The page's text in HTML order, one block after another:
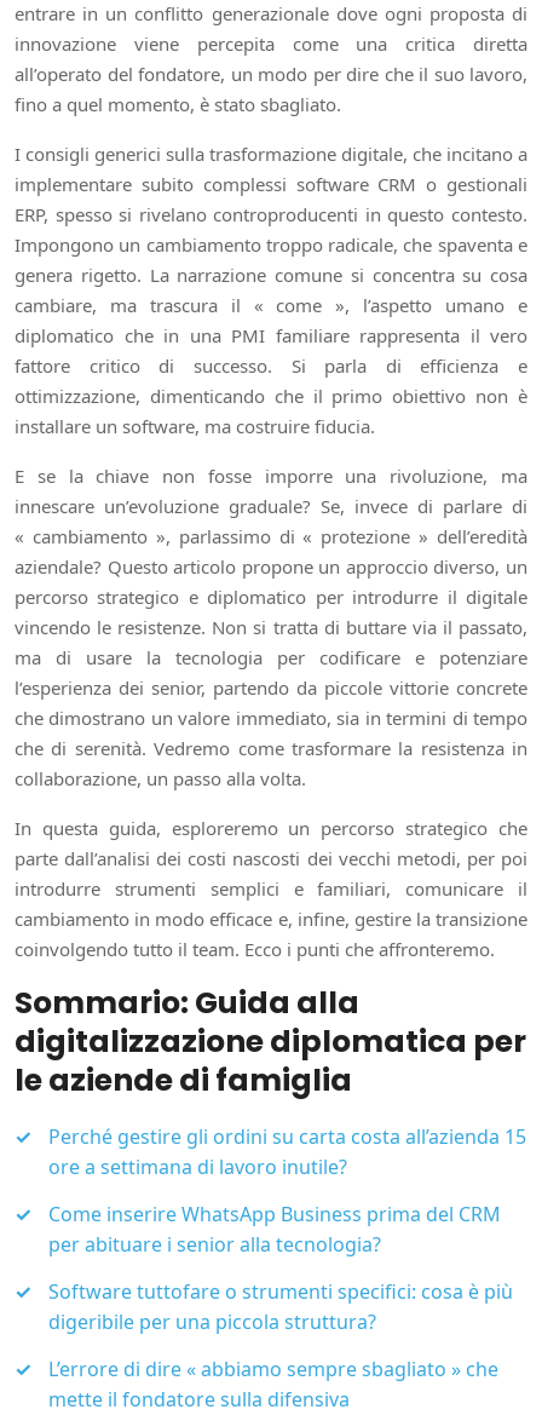
entrare in un conflitto generazionale dove ogni proposta di
innovazione viene percepita come una critica diretta
all’operato del fondatore, un modo per dire che il suo lavoro,
fino a quel momento, è stato sbagliato.
I consigli generici sulla trasformazione digitale, che incitano a
implementare subito complessi software CRM o gestionali
ERP, spesso si rivelano controproducenti in questo contesto.
Impongono un cambiamento troppo radicale, che spaventa e
genera rigetto. La narrazione comune si concentra su cosa
cambiare, ma trascura il « come », l’aspetto umano e
diplomatico che in una PMI familiare rappresenta il vero
fattore critico di successo. Si parla di efficienza e
ottimizzazione, dimenticando che il primo obiettivo non è
installare un software, ma costruire fiducia.
E se la chiave non fosse imporre una rivoluzione, ma
innescare un’evoluzione graduale? Se, invece di parlare di
« cambiamento », parlassimo di « protezione » dell’eredità
aziendale? Questo articolo propone un approccio diverso, un
percorso strategico e diplomatico per introdurre il digitale
vincendo le resistenze. Non si tratta di buttare via il passato,
ma di usare la tecnologia per codificare e potenziare
l’esperienza dei senior, partendo da piccole vittorie concrete
che dimostrano un valore immediato, sia in termini di tempo
che di serenità. Vedremo come trasformare la resistenza in
collaborazione, un passo alla volta.
In questa guida, esploreremo un percorso strategico che
parte dall’analisi dei costi nascosti dei vecchi metodi, per poi
introdurre strumenti semplici e familiari, comunicare il
cambiamento in modo efficace e, infine, gestire la transizione
coinvolgendo tutto il team. Ecco i punti che affronteremo.
Sommario: Guida alla
digitalizzazione diplomatica per
le aziende di famiglia
Perché gestire gli ordini su carta costa all’azienda 15
ore a settimana di lavoro inutile?
Come inserire WhatsApp Business prima del CRM
per abituare i senior alla tecnologia?
Software tuttofare o strumenti specifici: cosa è più
digeribile per una piccola struttura?
L’errore di dire « abbiamo sempre sbagliato » che
mette il fondatore sulla difensiva